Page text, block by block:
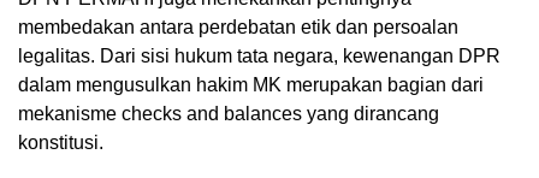
membedakan antara perdebatan etik dan persoalan
legalitas. Dari sisi hukum tata negara, kewenangan DPR
dalam mengusulkan hakim MK merupakan bagian dari
mekanisme checks and balances yang dirancang
konstitusi.